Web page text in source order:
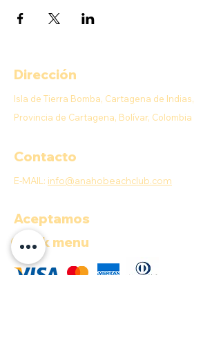
Dirección
Isla de Tierra Bomba, Cartagena de Indias,
Provincia de Cartagena, Bolívar, Colombia
Contacto
E-MAIL: info@anahobeachclub.com
Aceptamos
Quick menu